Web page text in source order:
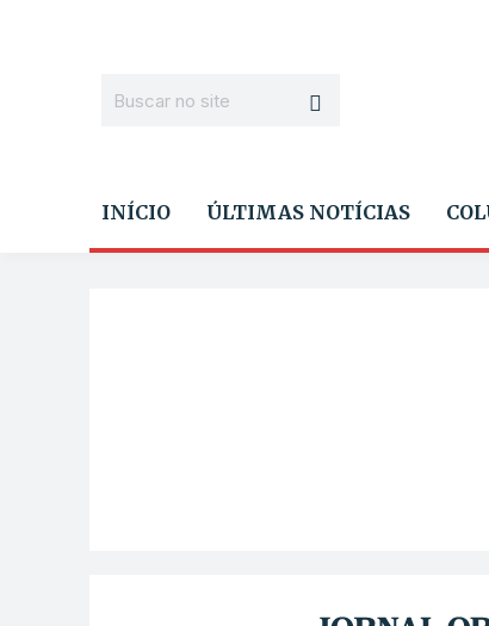
INÍCIO ÚLTIMAS NOTÍCIAS